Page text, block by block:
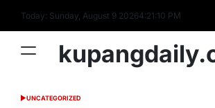
content
Today: Sunday, August 9 20264:21:11 PM
POSTED
UNCATEGORIZED